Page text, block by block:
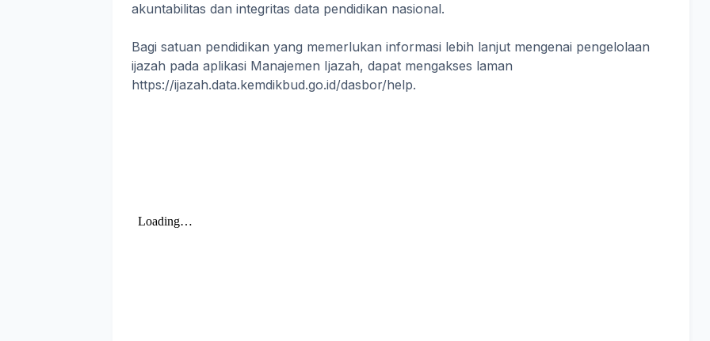
akuntabilitas dan integritas data pendidikan nasional.
Bagi satuan pendidikan yang memerlukan informasi lebih lanjut mengenai pengelolaan
ijazah pada aplikasi Manajemen Ijazah, dapat mengakses laman
https://ijazah.data.kemdikbud.go.id/dasbor/help.